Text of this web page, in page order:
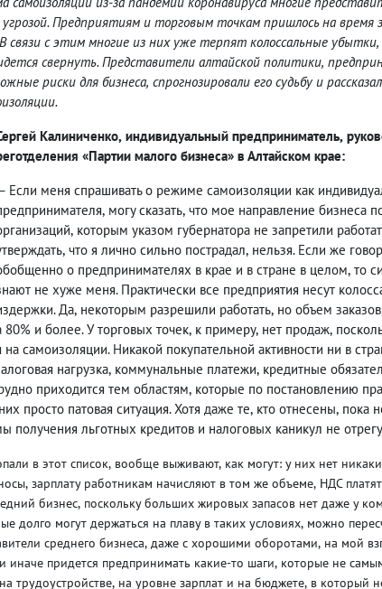
угрозой. Предприятиям и торговым точкам пришлось на время
связи с этим многие из них уже терпят колоссальные убытки,
свернуть. Представители алтайской политики,
риски для бизнеса, спрогнозировали его судьбу и
Калиниченко, индивидуальный предприниматель,
«Партии малого бизнеса» в Алтайском крае:
Если меня спрашивать о режиме самоизоляции как
, могу сказать, что мое направление бизнеса
, которым указом губернатора не запретили
, что я лично сильно пострадал, нельзя. Если же
о предпринимателях в крае и в стране в целом, то
не хуже меня. Практически все предприятия несут
Да, некоторым разрешили работать, но объем заказов
80% и более. У торговых точек, к примеру, нет продаж,
самоизоляции. Никакой покупательной активности ни в
нагрузка, коммунальные платежи, кредитные
приходится тем областям, которые по постановлению
просто патовая ситуация. Хотя даже те, кто отнесены, пока
получения льготных кредитов и налоговых каникул не
в этот список, вообще выживают, как могут: у них нет
, зарплату работникам начисляют в том же объеме, НДС
бизнес, поскольку больших жировых запасов нет даже у
долго могут держаться на плаву в таких условиях, можно
среднего бизнеса, даже с хорошими оборотами, на мой
иначе придется предпринимать какие-то шаги, которые не
на трудоустройстве, на уровне зарплат и на бюджете, в который